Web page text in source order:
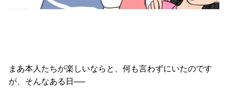
まあ本人たちが楽しいならと、何も言わずにいたのです
が、そんなある日──